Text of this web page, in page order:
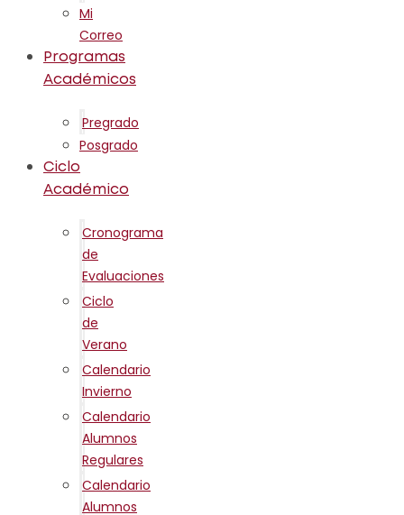
Mi
Correo
Programas
Académicos
Pregrado
Posgrado
Ciclo
Académico
Cronograma
de
Evaluaciones
Ciclo
de
Verano
Calendario
Invierno
Calendario
Alumnos
Regulares
Calendario
Alumnos